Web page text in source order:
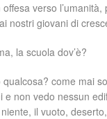
verso
nostri giovani di
la scuola dov’è?
come mai
e non vedo nessun
il vuoto,